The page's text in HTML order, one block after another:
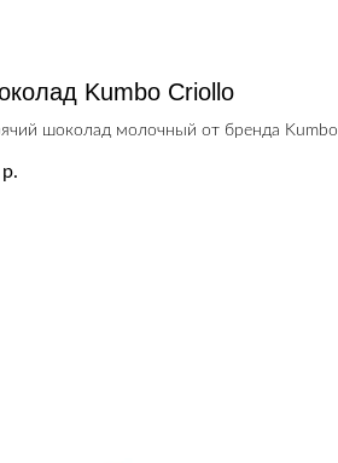
Kumbo Criollo
шоколад молочный от бренда Kumbo
р.